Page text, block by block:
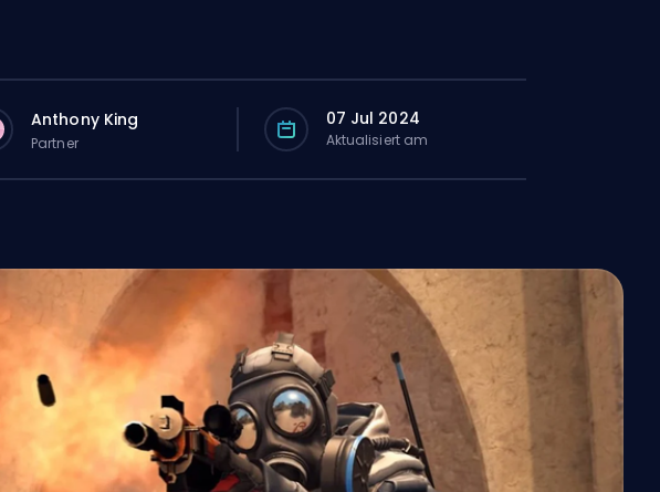
Anthony King
Partner
07 Jul 2024
Aktualisiert am